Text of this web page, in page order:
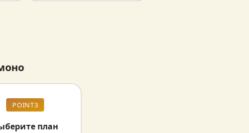
POINT3
план